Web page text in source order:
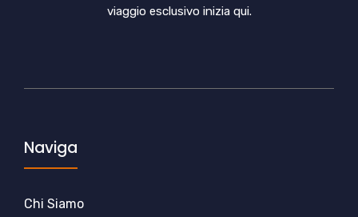
viaggio esclusivo inizia qui.
Naviga
Chi Siamo